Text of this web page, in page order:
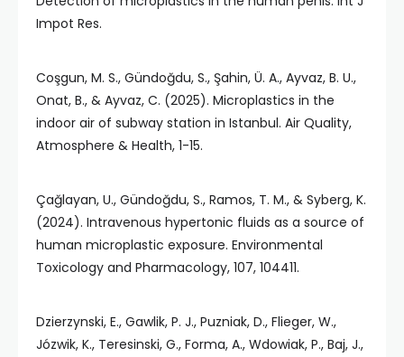
Impot Res.
Coşgun, M. S., Gündoğdu, S., Şahin, Ü. A., Ayvaz, B. U.,
Onat, B., & Ayvaz, C. (2025). Microplastics in the
indoor air of subway station in Istanbul. Air Quality,
Atmosphere & Health, 1-15.
Çağlayan, U., Gündoğdu, S., Ramos, T. M., & Syberg, K.
(2024). Intravenous hypertonic fluids as a source of
human microplastic exposure. Environmental
Toxicology and Pharmacology, 107, 104411.
Dzierzynski, E., Gawlik, P. J., Puzniak, D., Flieger, W.,
Józwik, K., Teresinski, G., Forma, A., Wdowiak, P., Baj, J.,